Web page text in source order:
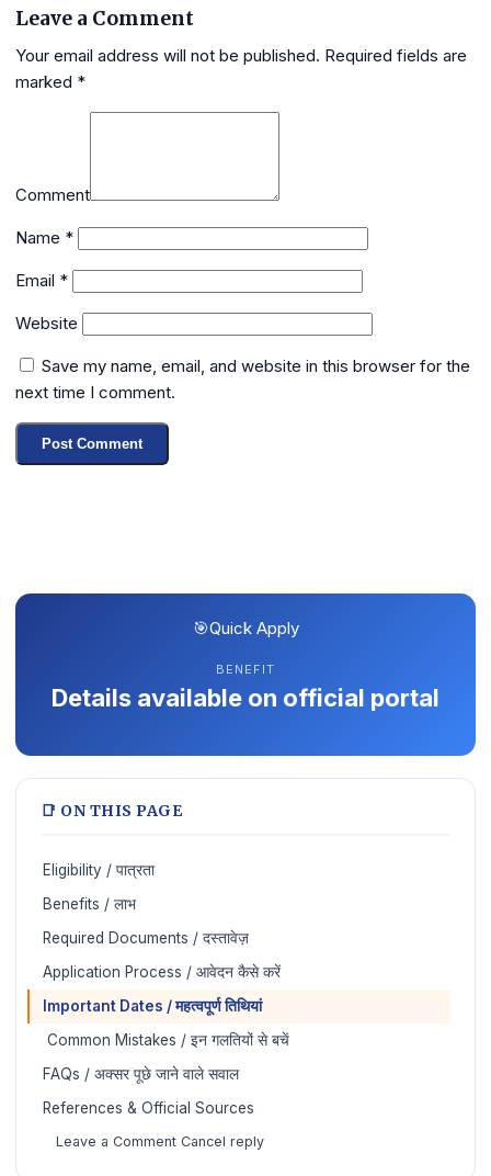
Leave a Comment
Your email address will not be published. Required fields are
marked *
Comment
Name *
Email *
Website
Save my name, email, and website in this browser for the
next time I comment.
🎯Quick Apply
BENEFIT
Details available on official portal
📑 ON THIS PAGE
Eligibility / पात्रता
Benefits / लाभ
Required Documents / दस्तावेज़
Application Process / आवेदन कैसे करें
Important Dates / महत्वपूर्ण तिथियां
️ Common Mistakes / इन गलतियों से बचें
FAQs / अक्सर पूछे जाने वाले सवाल
References & Official Sources
Leave a Comment Cancel reply